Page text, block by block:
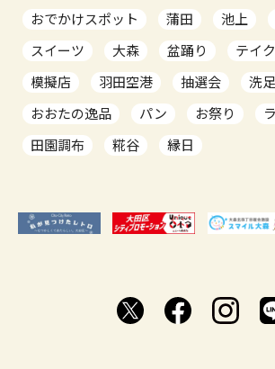
おでかけスポット
蒲田 池上
スイーツ
大森 盆踊り
テイ
模擬店
羽田空港 抽選会
洗
おおたの逸品
パン お祭り
田園調布
糀谷 縁日